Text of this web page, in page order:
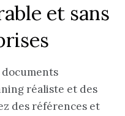
et sans
documents
réaliste et des
des références et